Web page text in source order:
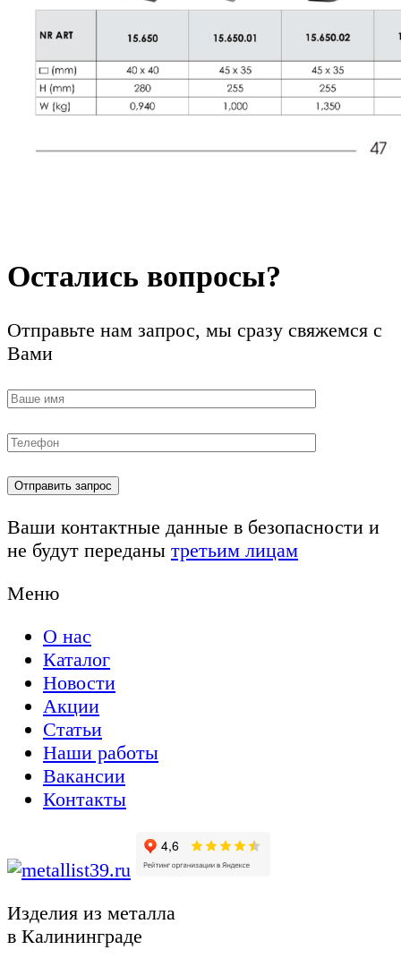
Остались вопросы?
Отправьте нам запрос, мы сразу свяжемся с
Вами
Ваши контактные данные в безопасности и
не будут переданы третьим лицам
Меню
О нас
Каталог
Новости
Акции
Статьи
Наши работы
Вакансии
Контакты
Изделия из металла
в Калининграде